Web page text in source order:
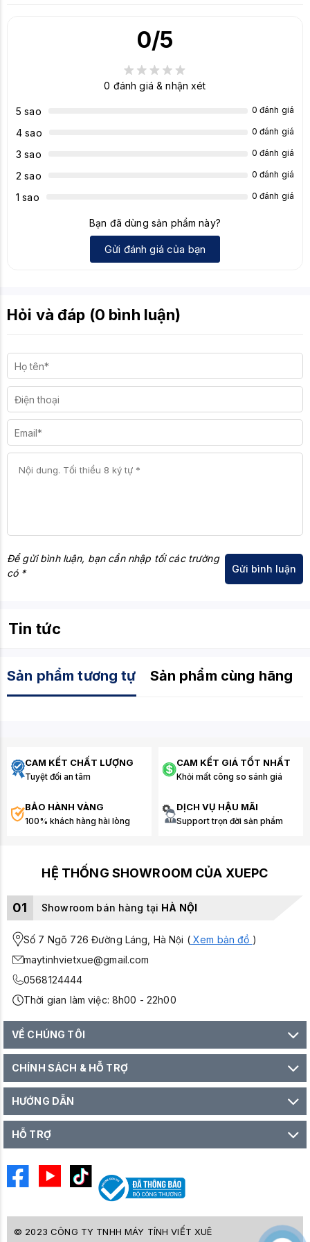
DirectStorage của Microsoft giúp tăng tốc độ tải
Samsung, đảm bảo độ bền và tuổi thọ của sản
0/5
0 đánh giá & nhận xét
5 sao 0 đánh giá
4 sao 0 đánh giá
3 sao 0 đánh giá
2 sao 0 đánh giá
1 sao 0 đánh giá
Bạn đã dùng sản phẩm này?
Gửi đánh giá của bạn
Hỏi và đáp (0 bình luận)
Để gửi bình luận, bạn cần nhập tối các trường
có *
Tin tức
Sản phẩm tương tự Sản phẩm cùng hãng
CAM KẾT CHẤT LƯỢNG
Tuyệt đối an tâm
CAM KẾT GIÁ TỐT NHẤT
Khỏi mất công so sánh giá
BẢO HÀNH VÀNG
100% khách hàng hài lòng
DỊCH VỤ HẬU MÃI
Support trọn đời sản phẩm
HỆ THỐNG SHOWROOM CỦA XUEPC
01 Showroom bán hàng tại HÀ NỘI
Số 7 Ngõ 726 Đường Láng, Hà Nội (Xem bản đồ )
maytinhvietxue@gmail.com
0568124444
Thời gian làm việc: 8h00 - 22h00
VỀ CHÚNG TÔI
CHÍNH SÁCH & HỖ TRỢ
HƯỚNG DẪN
HỖ TRỢ
© 2023 CÔNG TY TNHH MÁY TÍNH VIẾT XUÊ